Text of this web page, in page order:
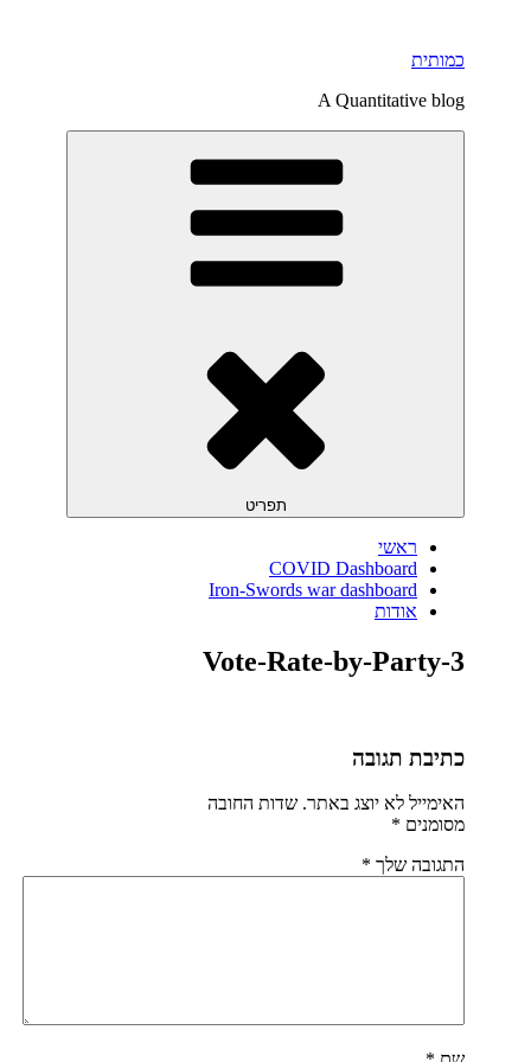
כמותית
A Quantitative blog
תפריט
ראשי
COVID Dashboard
Iron-Swords war dashboard
אודות
Vote-Rate-by-Party-3
כתיבת תגובה
האימייל לא יוצג באתר. שדות החובה
מסומנים *
התגובה שלך *